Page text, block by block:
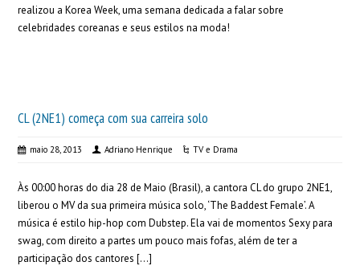
realizou a Korea Week, uma semana dedicada a falar sobre
celebridades coreanas e seus estilos na moda!
CL (2NE1) começa com sua carreira solo
maio 28, 2013 Adriano Henrique TV e Drama
Às 00:00 horas do dia 28 de Maio (Brasil), a cantora CL do grupo 2NE1,
liberou o MV da sua primeira música solo, ‘The Baddest Female’. A
música é estilo hip-hop com Dubstep. Ela vai de momentos Sexy para
swag, com direito a partes um pouco mais fofas, além de ter a
participação dos cantores […]